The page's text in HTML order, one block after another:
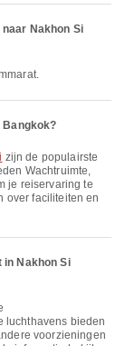
Nakhon Si
Bangkok?
zijn de populairste
Wachtruimte,
je reiservaring te
over faciliteiten en
Nakhon Si
luchthavens bieden
voorzieningen